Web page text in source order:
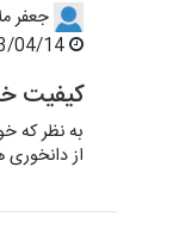
جعفر
کیفیت
به نظر که
از